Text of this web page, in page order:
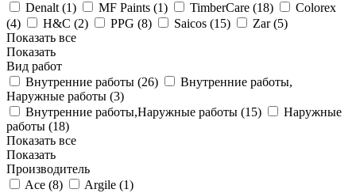
Denalt (1) MF Paints (1) TimberCare (18)
Colorex
(4) H&C (2) PPG (8) Saicos (15) Zar (5)
Показать все
Показать
Вид работ
Внутренние работы (26)
Внутренние работы,
Наружные работы (3)
Внутренние работы,Наружные работы (15)
Наружные
работы (18)
Показать все
Показать
Производитель
Ace (8) Argile (1)